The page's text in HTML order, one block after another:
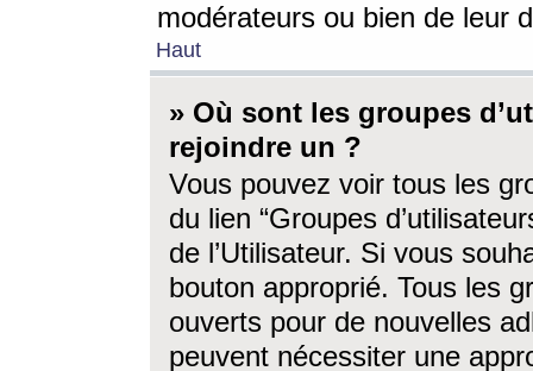
modérateurs ou bien de leur
Haut
» Où sont les groupes
rejoindre un ?
Vous pouvez voir tous les
du lien “Groupes
de l’Utilisateur. Si vous
bouton approprié. Tous les
ouverts pour de nouvelles
peuvent nécessiter une